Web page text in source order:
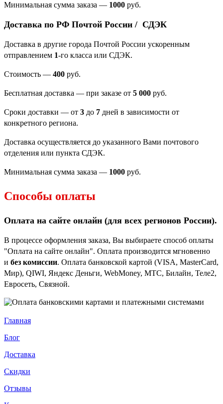
Минимальная сумма заказа — 1000 руб.
Доставка по РФ Почтой России / СДЭК
Доставка в другие города Почтой России ускоренным
отправлением 1-го класса или СДЭК.
Стоимость — 400 руб.
Бесплатная доставка — при заказе от 5 000 руб.
Сроки доставки — от 3 до 7 дней в зависимости от
конкретного региона.
Доставка осуществляется до указанного Вами почтового
отделения или пункта СДЭК.
Минимальная сумма заказа — 1000 руб.
Способы оплаты
Оплата на сайте онлайн (для всех регионов России).
В процессе оформления заказа, Вы выбираете способ оплаты
"Оплата на сайте онлайн". Оплата производится мгновенно
и без комиссии. Оплата банковской картой (VISA, MasterCard,
Мир), QIWI, Яндекс Деньги, WebMoney, МТС, Билайн, Теле2,
Евросеть, Связной.
Главная
Блог
Доставка
Скидки
Отзывы